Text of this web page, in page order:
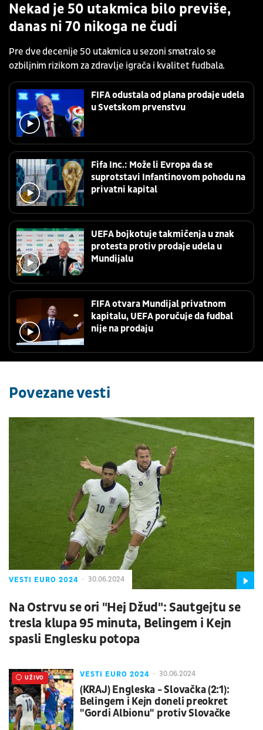
Nekad je 50 utakmica bilo previše,
danas ni 70 nikoga ne čudi
Pre dve decenije 50 utakmica u sezoni smatralo se
ozbiljnim rizikom za zdravlje igrača i kvalitet fudbala.
FIFA odustala od plana prodaje udela
u Svetskom prvenstvu
Fifa Inc.: Može li Evropa da se
suprotstavi Infantinovom pohodu na
privatni kapital
UEFA bojkotuje takmičenja u znak
protesta protiv prodaje udela u
Mundijalu
FIFA otvara Mundijal privatnom
kapitalu, UEFA poručuje da fudbal
nije na prodaju
Povezane vesti
VESTI EURO 2024 30.06.2024
Na Ostrvu se ori "Hej Džud": Sautgejtu se
tresla klupa 95 minuta, Belingem i Kejn
spasli Englesku potopa
VESTI EURO 2024 30.06.2024
(KRAJ) Engleska - Slovačka (2:1):
Belingem i Kejn doneli preokret
"Gordi Albionu" protiv Slovačke
UŽIVO